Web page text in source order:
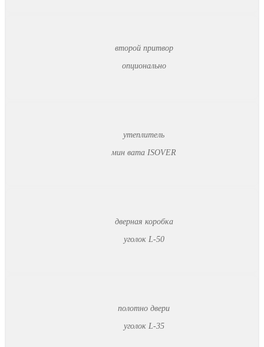
второй притвор
опционально
утеплитель
мин вата ISOVER
дверная коробка
уголок L-50
полотно двери
уголок L-35